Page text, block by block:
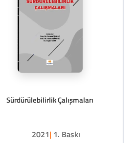
Sürdürülebilirlik Çalışmaları
2021| 1. Baskı